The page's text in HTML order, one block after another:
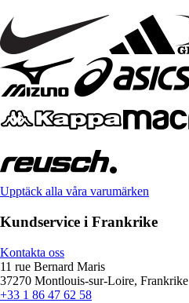
Upptäck alla våra varumärken
Kundservice i Frankrike
Kontakta oss
11 rue Bernard Maris
37270 Montlouis-sur-Loire, Frankrike
+33 1 86 47 62 58